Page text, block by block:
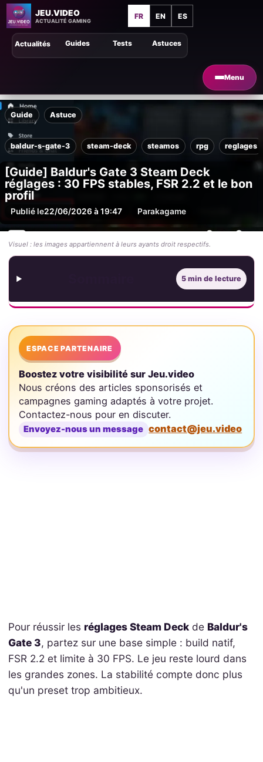
JEU.VIDEO
ACTUALITÉ GAMING
FR EN ES
Menu
Astuces
Guides Tests
Actualités
Guide Astuce
baldur-s-gate-3 steam-deck steamos rpg reglages
[Guide] Baldur's Gate 3 Steam Deck
réglages : 30 FPS stables, FSR 2.2 et le bon
profil
Publié le22/06/2026 à 19:47 Parakagame
Visuel : les images appartiennent à leurs ayants droit respectifs.
5 min de lecture
ESPACE PARTENAIRE
Boostez votre visibilité sur Jeu.video
Nous créons des articles sponsorisés et
campagnes gaming adaptés à votre projet.
Contactez-nous pour en discuter.
Envoyez-nous un message contact@jeu.video
Pour réussir les réglages Steam Deckde Baldur's
Gate 3, partez sur une base simple : build natif,
FSR 2.2 et limite à 30 FPS. Le jeu reste lourd dans
les grandes zones. La stabilité compte donc plus
qu'un preset trop ambitieux.